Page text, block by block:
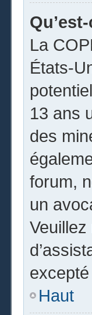
La
États-
13 ans
des
forum,
un
Haut